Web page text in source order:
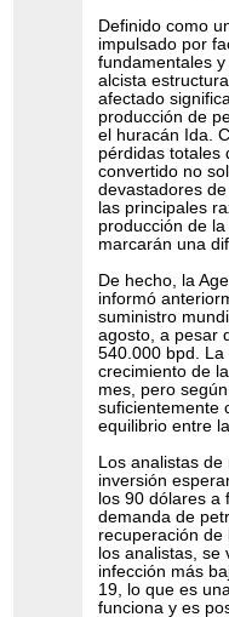
Definido como
impulsado por
fundamentales
alcista
afectado
producción de
el huracán Ida.
pérdidas totales
convertido no
devastadores
las principales
producción de
marcarán una
De hecho, la
informó
suministro
agosto, a pesar
540.000 bpd.
crecimiento de
mes, pero
suficientemente
equilibrio entre
Los analistas
inversión
los 90 dólares a
demanda de
recuperación de
los analistas, se
infección más
19, lo que es
funciona y es